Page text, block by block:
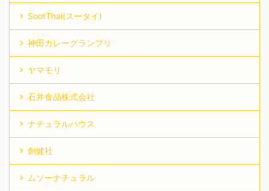
SootThai(スータイ)
神田カレーグランプリ
ヤマモリ
石井食品株式会社
ナチュラルハウス
創健社
ムソーナチュラル